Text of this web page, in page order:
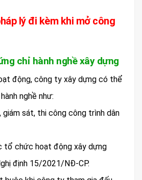
lý đi kèm khi mở công
chỉ hành nghề xây dựng
động, công ty xây dựng có thể
nghề như:
sát, thi công công trình dân
tổ chức hoạt động xây dựng
định 15/2021/NĐ-CP.